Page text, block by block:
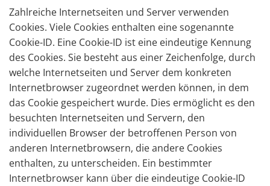
Zahlreiche Internetseiten und Server verwenden
Cookies. Viele Cookies enthalten eine sogenannte
Cookie-ID. Eine Cookie-ID ist eine eindeutige Kennung
des Cookies. Sie besteht aus einer Zeichenfolge, durch
welche Internetseiten und Server dem konkreten
Internetbrowser zugeordnet werden können, in dem
das Cookie gespeichert wurde. Dies ermöglicht es den
besuchten Internetseiten und Servern, den
individuellen Browser der betroffenen Person von
anderen Internetbrowsern, die andere Cookies
enthalten, zu unterscheiden. Ein bestimmter
Internetbrowser kann über die eindeutige Cookie-ID